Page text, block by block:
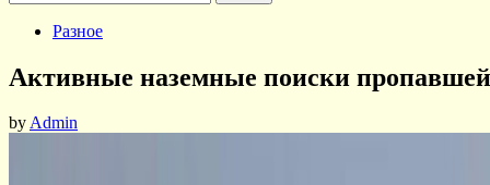
PostedРазное
Активные наземные поиски
byAdmin